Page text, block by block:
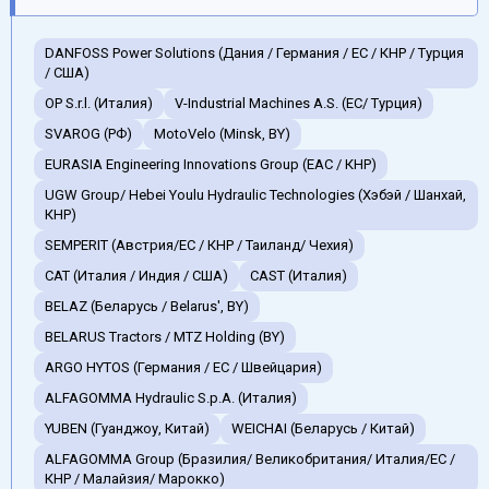
DANFOSS Power Solutions (Дания / Германия / EC / КНР / Турция
/ США)
OP S.r.l. (Италия)
V-Industrial Machines A.S. (EC/ Турция)
SVAROG (РФ)
MotoVelo (Minsk, BY)
EURASIA Engineering Innovations Group (EAC / КНР)
UGW Group/ Hebei Youlu Hydraulic Technologies (Хэбэй / Шанхай,
КНР)
SEMPERIT (Австрия/ЕС / КНР / Таиланд/ Чехия)
CAT (Италия / Индия / США)
CAST (Италия)
BELAZ (Беларусь / Belarus', BY)
BELARUS Tractors / MTZ Holding (BY)
ARGO HYTOS (Германия / EC / Швейцария)
ALFAGOMMA Hydraulic S.p.A. (Италия)
YUBEN (Гуанджоу, Китай)
WEICHAI (Беларусь / Китай)
ALFAGOMMA Group (Бразилия/ Великобритания/ Италия/ЕС /
КНР / Малайзия/ Марокко)